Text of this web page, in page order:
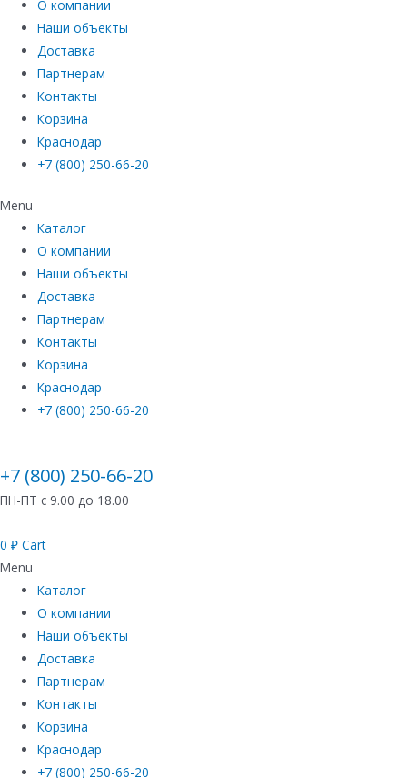
О компании
Наши объекты
Доставка
Партнерам
Контакты
Корзина
Краснодар
+7 (800) 250-66-20
Menu
Каталог
О компании
Наши объекты
Доставка
Партнерам
Контакты
Корзина
Краснодар
+7 (800) 250-66-20
+7 (800) 250-66-20
ПН-ПТ с 9.00 до 18.00
0 ₽ Cart
Menu
Каталог
О компании
Наши объекты
Доставка
Партнерам
Контакты
Корзина
Краснодар
+7 (800) 250-66-20